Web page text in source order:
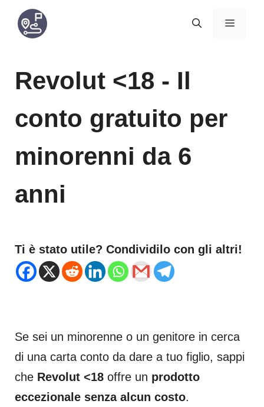
MENU
Revolut <18 - Il
conto gratuito per
minorenni da 6
anni
Ti è stato utile? Condividilo con gli altri!
Se sei un minorenne o un genitore in cerca
di una carta conto da dare a tuo figlio, sappi
che Revolut <18 offre un prodotto
eccezionale senza alcun costo.